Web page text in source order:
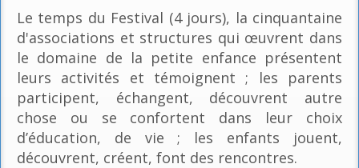
Le temps du Festival (4 jours), la cinquantaine
d'associations et structures qui œuvrent dans
le domaine de la petite enfance présentent
leurs activités et témoignent ; les parents
participent, échangent, découvrent autre
chose ou se confortent dans leur choix
d’éducation, de vie ; les enfants jouent,
découvrent, créent, font des rencontres.